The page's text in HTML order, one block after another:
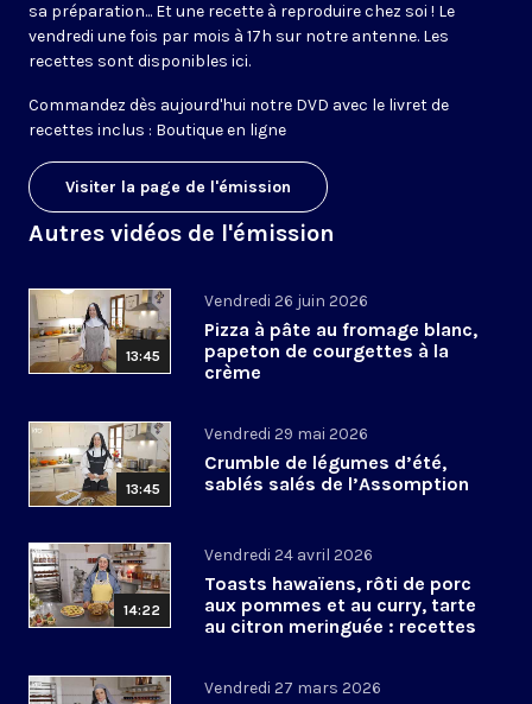
sa préparation... Et une recette à reproduire chez soi ! Le
vendredi une fois par mois à 17h sur notre antenne. Les
recettes sont disponibles ici.
Commandez dès aujourd'hui notre DVD avec le livret de
recettes inclus : Boutique en ligne
Visiter la page de l'émission
Autres vidéos de l'émission
13:45
Vendredi 26 juin 2026
Pizza à pâte au fromage blanc,
papeton de courgettes à la
crème
13:45
Vendredi 29 mai 2026
Crumble de légumes d’été,
sablés salés de l’Assomption
14:22
Vendredi 24 avril 2026
Toasts hawaïens, rôti de porc
aux pommes et au curry, tarte
au citron meringuée : recettes
Vendredi 27 mars 2026